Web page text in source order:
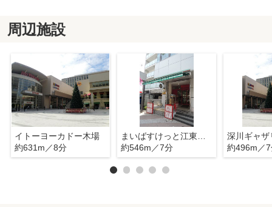
周辺施設
イトーヨーカドー木場
約631m／8分
約546m／7分
深川ギャザ
約496m／